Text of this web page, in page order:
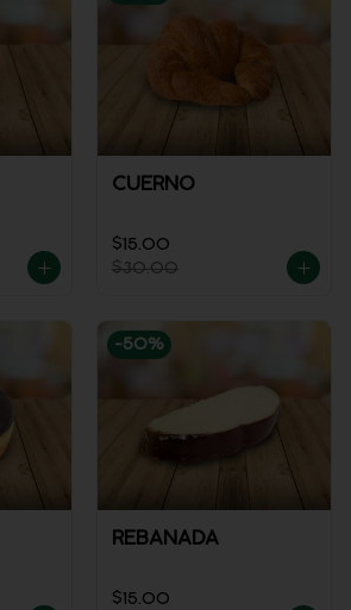
CUERNO
$15.00
$30.00
-50%
REBANADA
$15.00